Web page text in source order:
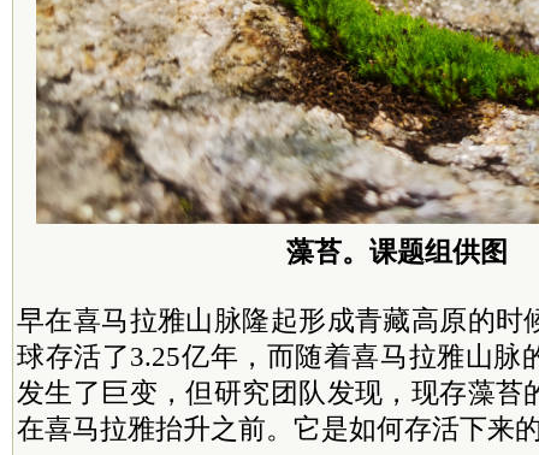
藻苔。课题组供图
早在喜马拉雅山脉隆起形成青藏高原的时
球存活了3.25亿年，而随着喜马拉雅山脉
发生了巨变，但研究团队发现，现存藻苔
在喜马拉雅抬升之前。它是如何存活下来